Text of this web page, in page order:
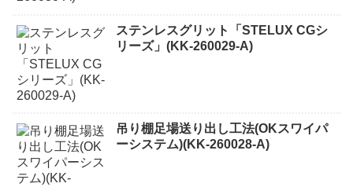
ステンレスグリット「STELUX CGシ
リーズ」(KK-260029-A)
吊り棚足場送り出し工法(OKスワイパ
ーシステム)(KK-260028-A)